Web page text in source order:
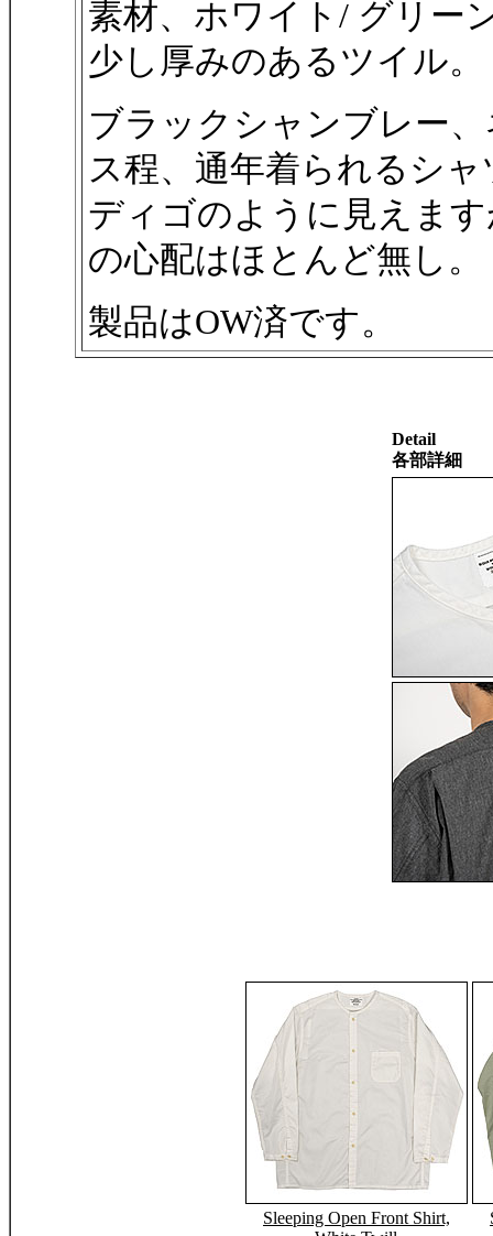
素材、ホワイト/ グリー
少し厚みのあるツイル。
ブラックシャンブレー
ス程、通年着られるシ
ディゴのように見えま
の心配はほとんど無し。
製品はOW済です。
Detail
各部詳細
Sleeping Open Front Shirt,